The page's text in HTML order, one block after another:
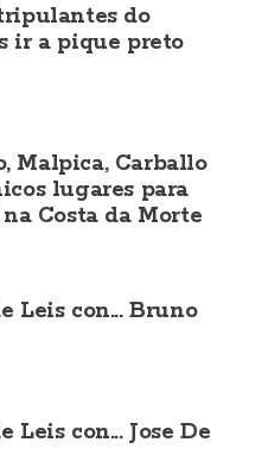
do
ir a pique preto
Malpica, Carballo
lugares para
Costa da Morte
Leis con... Bruno
con... Jose De